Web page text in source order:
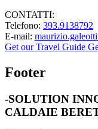
CONTATTI:
Telefono: 393.9138792
E-mail:
Get our Travel Guide
Footer
-SOLUTION
CALDAIE